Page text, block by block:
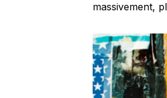
massivement,